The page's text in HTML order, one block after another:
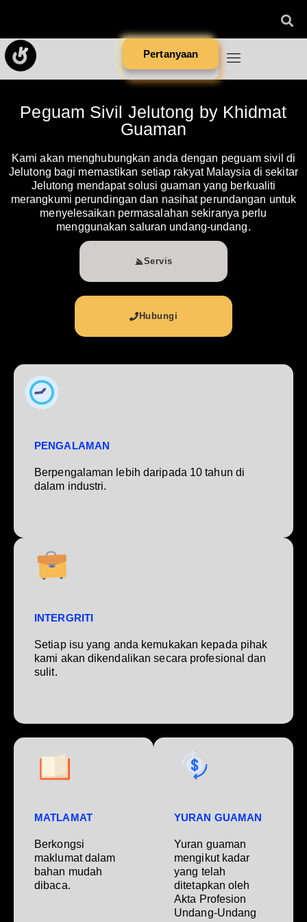
Pertanyaan
Peguam Sivil Jelutong by Khidmat
Guaman
Kami akan menghubungkan anda dengan peguam sivil di
Jelutong bagi memastikan setiap rakyat Malaysia di sekitar
Jelutong mendapat solusi guaman yang berkualiti
merangkumi perundingan dan nasihat perundangan untuk
menyelesaikan permasalahan sekiranya perlu
menggunakan saluran undang-undang.
Servis
Hubungi
PENGALAMAN
Berpengalaman lebih daripada 10 tahun di
dalam industri.
INTERGRITI
Setiap isu yang anda kemukakan kepada pihak
kami akan dikendalikan secara profesional dan
sulit.
MATLAMAT
Berkongsi
maklumat dalam
bahan mudah
dibaca.
YURAN GUAMAN
Yuran guaman
mengikut kadar
yang telah
ditetapkan oleh
Akta Profesion
Undang-Undang